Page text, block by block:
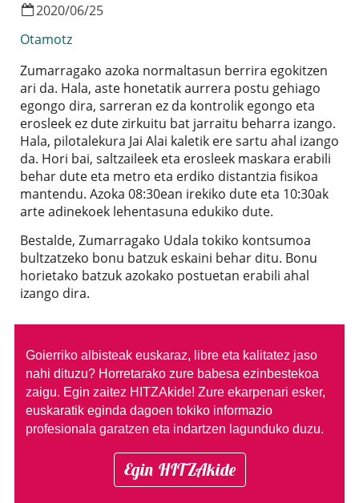
2020/06/25
Otamotz
Zumarragako azoka normaltasun berrira egokitzen
ari da. Hala, aste honetatik aurrera postu gehiago
egongo dira, sarreran ez da kontrolik egongo eta
erosleek ez dute zirkuitu bat jarraitu beharra izango.
Hala, pilotalekura Jai Alai kaletik ere sartu ahal izango
da. Hori bai, saltzaileek eta erosleek maskara erabili
behar dute eta metro eta erdiko distantzia fisikoa
mantendu. Azoka 08:30ean irekiko dute eta 10:30ak
arte adinekoek lehentasuna edukiko dute.
Bestalde, Zumarragako Udala tokiko kontsumoa
bultzatzeko bonu batzuk eskaini behar ditu. Bonu
horietako batzuk azokako postuetan erabili ahal
izango dira.
Goierriko albisteak euskaraz, libre eta kalitatez jaso
nahi dituzu? Horretarako zure babesa ezinbestekoa
zaigu. Egin zaitez HITZAkide! Zure ekarpenari esker,
euskaratik eginda dagoen tokiko informazio
profesionala garatzen eta indartzen lagunduko duzu.
Egin HITZAkide